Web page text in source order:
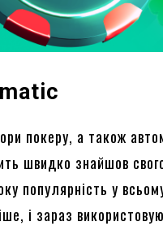
покеру, а також
швидко знайшов
популярність у
і зараз